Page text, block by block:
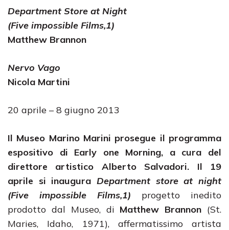
Department Store at Night
(Five impossible Films,1)
Matthew Brannon
Nervo Vago
Nicola Martini
20 aprile – 8 giugno 2013
Il Museo Marino Marini prosegue il programma
espositivo di Early one Morning, a cura del
direttore artistico Alberto Salvadori. Il 19
aprile si inaugura Department store at night
(Five impossible Films,1)
progetto inedito
prodotto dal Museo, di Matthew Brannon (St.
Maries, Idaho, 1971), affermatissimo artista